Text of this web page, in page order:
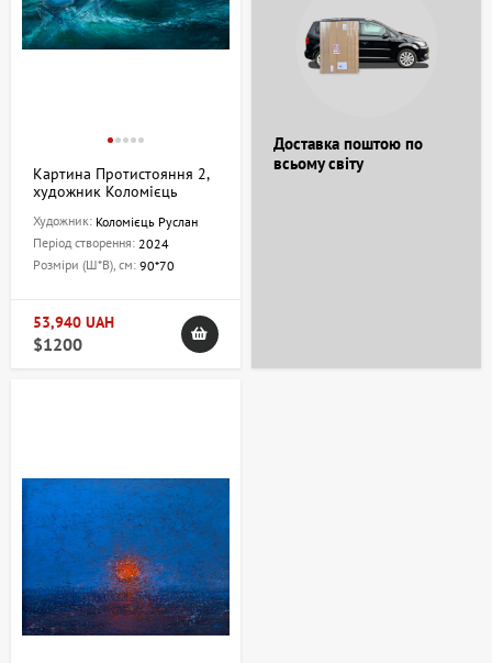
Картина Протистояння 2,
художник Коломієць
Художник: Коломієць Руслан
Період створення: 2024
Розміри (Ш*В), см: 90*70
53,940 UAH
$1200
Доставка поштою по
всьому світу